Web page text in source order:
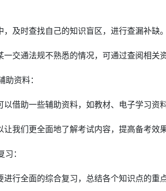
，及时查找自己的知识盲区，进行查漏补缺。
一交通法规不熟悉的情况，可通过查阅相关
助资料：
以借助一些辅助资料，如教材、电子学习资
让我们更全面地了解考试内容，提高备考效果
：
进行全面的综合复习，总结各个知识点的